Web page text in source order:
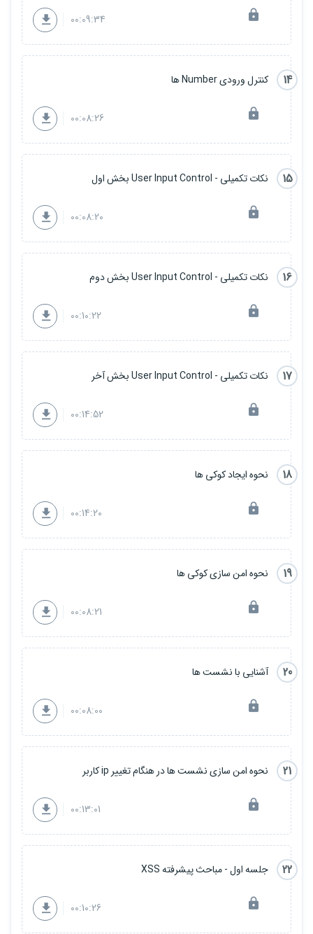
00:09:34
14 کنترل ورودی Number ها
00:08:26
15 نکات تکمیلی - User Input Control بخش اول
00:08:20
16 نکات تکمیلی - User Input Control بخش دوم
00:10:22
17 نکات تکمیلی - User Input Control بخش آخر
00:14:52
18 نحوه ایجاد کوکی ها
00:14:20
19 نحوه امن سازی کوکی ها
00:08:21
20 آشنایی با نشست ها
00:08:00
21 نحوه امن سازی نشست ها در هنگام تغییر ip کاربر
00:13:01
22 جلسه اول - مباحث پیشرفته XSS
00:10:26